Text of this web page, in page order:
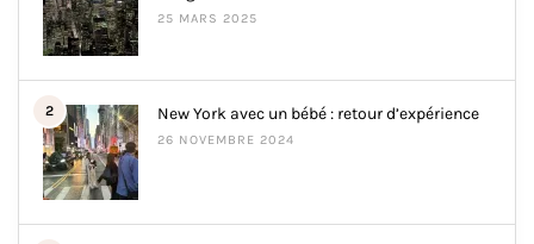
25 MARS 2025
2 New York avec un bébé : retour d’expérience
26 NOVEMBRE 2024